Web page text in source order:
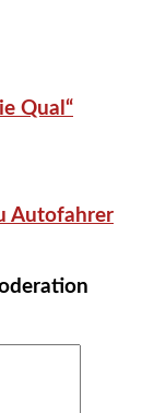
Qual“
Autofahrer